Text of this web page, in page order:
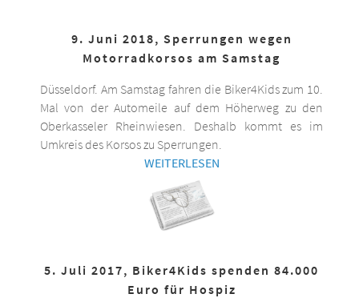
9. Juni 2018, Sperrungen wegen
Motorradkorsos am Samstag
Düsseldorf. Am Samstag fahren die Biker4Kids zum 10.
Mal von der Automeile auf dem Höherweg zu den
Oberkasseler Rheinwiesen. Deshalb kommt es im
Umkreis des Korsos zu Sperrungen.
WEITERLESEN
5. Juli 2017, Biker4Kids spenden 84.000
Euro für Hospiz